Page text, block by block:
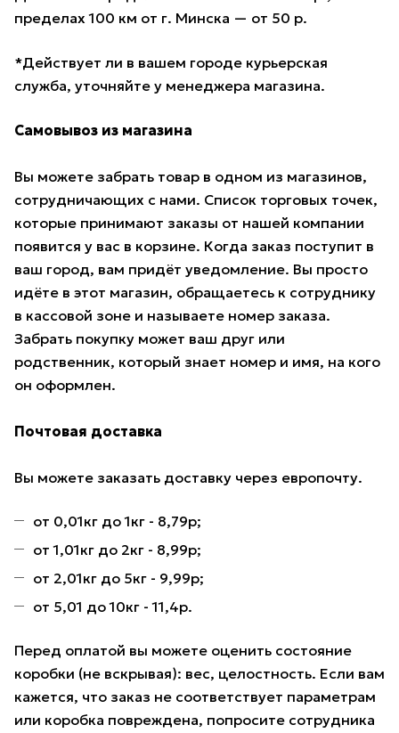
пределах 100 км от г. Минска — от 50 р.
*Действует ли в вашем городе курьерская
служба, уточняйте у менеджера магазина.
Самовывоз из магазина
Вы можете забрать товар в одном из магазинов,
сотрудничающих с нами. Список торговых точек,
которые принимают заказы от нашей компании
появится у вас в корзине. Когда заказ поступит в
ваш город, вам придёт уведомление. Вы просто
идёте в этот магазин, обращаетесь к сотруднику
в кассовой зоне и называете номер заказа.
Забрать покупку может ваш друг или
родственник, который знает номер и имя, на кого
он оформлен.
Почтовая доставка
Вы можете заказать доставку через европочту.
от 0,01кг до 1кг - 8,79р;
от 1,01кг до 2кг - 8,99р;
от 2,01кг до 5кг - 9,99р;
от 5,01 до 10кг - 11,4р.
Перед оплатой вы можете оценить состояние
коробки (не вскрывая): вес, целостность. Если вам
кажется, что заказ не соответствует параметрам
или коробка повреждена, попросите сотрудника